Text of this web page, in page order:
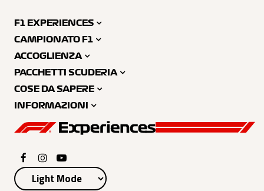
F1 EXPERIENCES
CAMPIONATO F1
ACCOGLIENZA
PACCHETTI SCUDERIA
COSE DA SAPERE
INFORMAZIONI